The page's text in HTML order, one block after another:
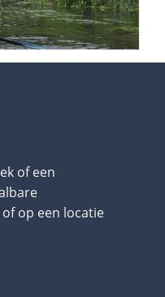
of een
op een locatie